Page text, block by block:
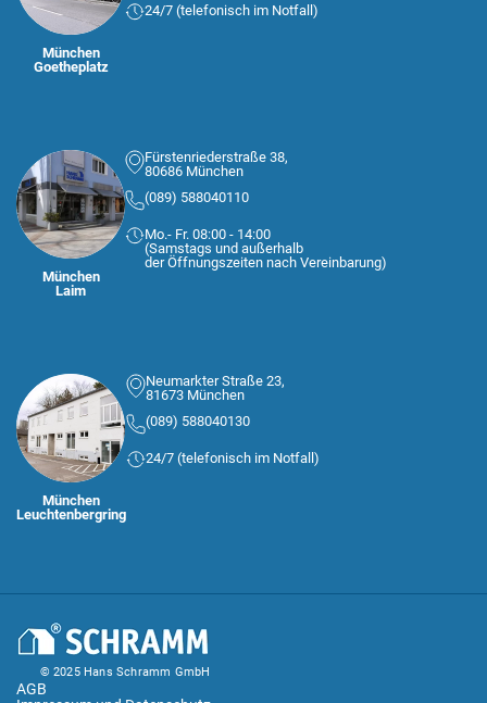
München
Goetheplatz
24/7 (telefonisch im Notfall)
München
Laim
Fürstenriederstraße 38,
80686 München
(089) 588040110
Mo.- Fr. 08:00 - 14:00
(Samstags und außerhalb
der Öffnungszeiten nach Vereinbarung)
München
Leuchtenbergring
Neumarkter Straße 23,
81673 München
(089) 588040130
24/7 (telefonisch im Notfall)
© 2025 Hans Schramm GmbH
AGB